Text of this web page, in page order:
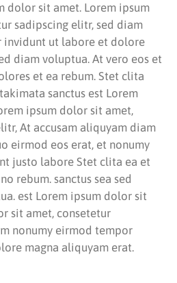
dolor sit amet. Lorem ipsum
sadipscing elitr, sed diam
invidunt ut labore et dolore
diam voluptua. At vero eos et
et ea rebum. Stet clita
sanctus est Lorem
ipsum dolor sit amet,
At accusam aliquyam diam
eirmod eos erat, et nonumy
justo labore Stet clita ea et
rebum. sanctus sea sed
est Lorem ipsum dolor sit
sit amet, consetetur
nonumy eirmod tempor
magna aliquyam erat.